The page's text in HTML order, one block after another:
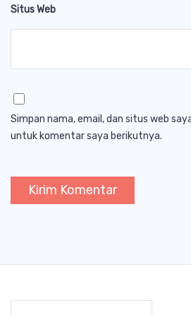
Situs Web
Simpan nama, email, dan situs web
untuk komentar saya berikutnya.